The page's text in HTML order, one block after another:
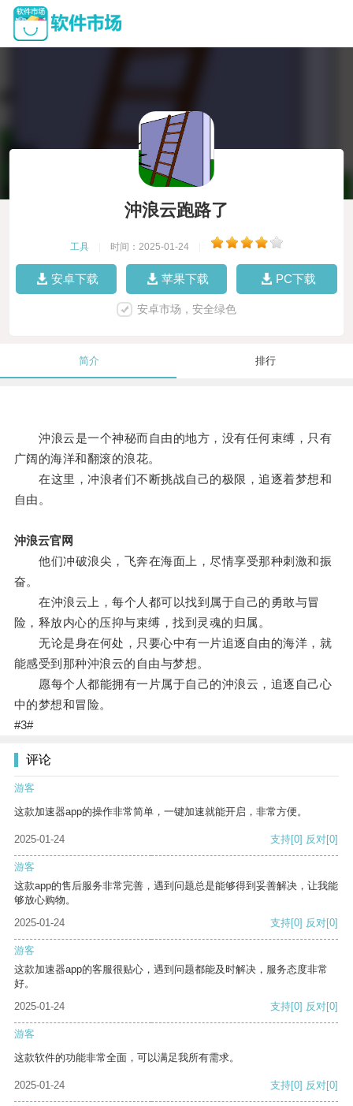
沖浪云跑路了
工具 时间：2025-01-24
安卓下载 苹果下载 PC下载
安卓市场，安全绿色
简介 排行
沖浪云是一个神秘而自由的地方，没有任何束缚，只有
广阔的海洋和翻滚的浪花。
在这里，冲浪者们不断挑战自己的极限，追逐着梦想和
自由。
沖浪云官网
他们冲破浪尖，飞奔在海面上，尽情享受那种刺激和振
奋。
在沖浪云上，每个人都可以找到属于自己的勇敢与冒
险，释放内心的压抑与束缚，找到灵魂的归属。
无论是身在何处，只要心中有一片追逐自由的海洋，就
能感受到那种沖浪云的自由与梦想。
愿每个人都能拥有一片属于自己的沖浪云，追逐自己心
中的梦想和冒险。
#3#
评论
游客
这款加速器app的操作非常简单，一键加速就能开启，非常方便。
2025-01-24 支持[0] 反对[0]
游客
这款app的售后服务非常完善，遇到问题总是能够得到妥善解决，让我能
够放心购物。
2025-01-24
支持[0] 反对[0]
游客
这款加速器app的客服很贴心，遇到问题都能及时解决，服务态度非常
好。
2025-01-24
支持[0] 反对[0]
游客
这款软件的功能非常全面，可以满足我所有需求。
2025-01-24 支持[0] 反对[0]